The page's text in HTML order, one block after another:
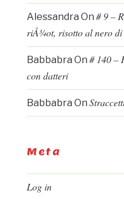
Alessandra On # 9 –
riÅ¾ot, risotto al nero di
Babbabra On # 140 –
con datteri
Babbabra On
Meta
Log in